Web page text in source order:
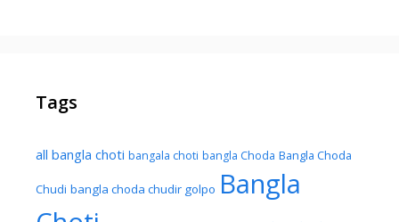
Tags
all bangla choti bangala choti bangla Choda Bangla Choda
Chudi bangla choda chudir golpo Bangla